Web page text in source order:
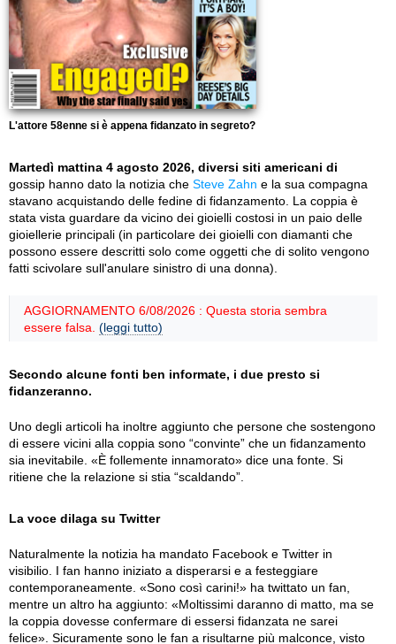
L'attore 58enne si è appena fidanzato in segreto?
Martedì mattina 4 agosto 2026, diversi siti americani di
gossip hanno dato la notizia che Steve Zahn e la sua compagna
stavano acquistando delle fedine di fidanzamento. La coppia è
stata vista guardare da vicino dei gioielli costosi in un paio delle
gioiellerie principali (in particolare dei gioielli con diamanti che
possono essere descritti solo come oggetti che di solito vengono
fatti scivolare sull'anulare sinistro di una donna).
AGGIORNAMENTO 6/08/2026 : Questa storia sembra
essere falsa. (leggi tutto)
Secondo alcune fonti ben informate, i due presto si
fidanzeranno.
Uno degli articoli ha inoltre aggiunto che persone che sostengono
di essere vicini alla coppia sono “convinte” che un fidanzamento
sia inevitabile. «È follemente innamorato» dice una fonte. Si
ritiene che la relazione si stia “scaldando”.
La voce dilaga su Twitter
Naturalmente la notizia ha mandato Facebook e Twitter in
visibilio. I fan hanno iniziato a disperarsi e a festeggiare
contemporaneamente. «Sono così carini!» ha twittato un fan,
mentre un altro ha aggiunto: «Moltissimi daranno di matto, ma se
la coppia dovesse confermare di essersi fidanzata ne sarei
felice». Sicuramente sono le fan a risultarne più malconce, visto